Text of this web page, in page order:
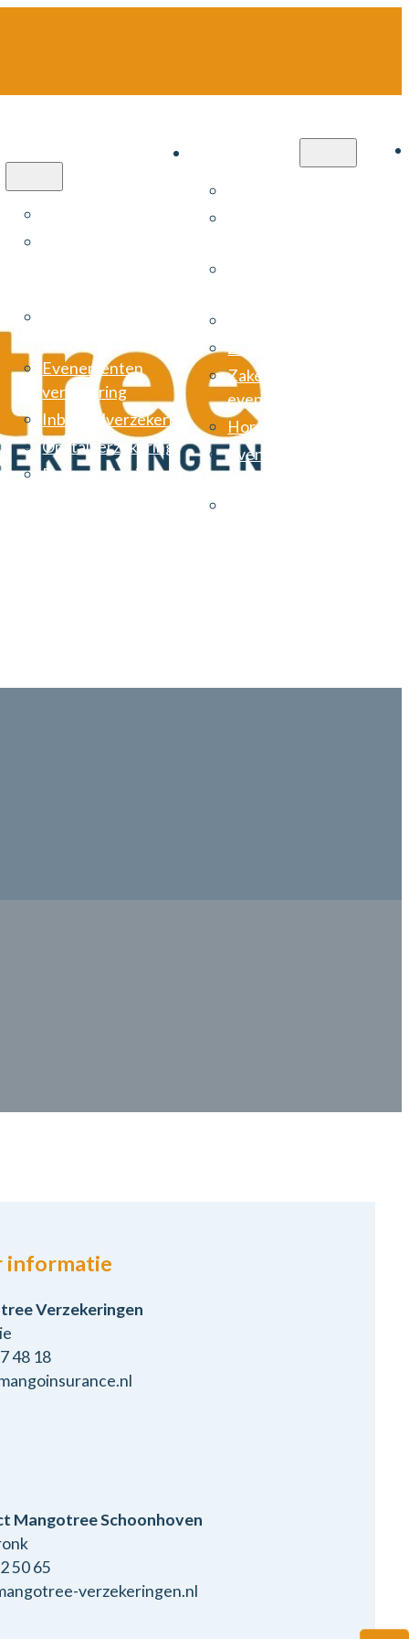
Evenementen
verzekering
Inboedelverzekering
Opstalverzekering
Reisverzekering
ZZP verzekering
Zakelijke
Horecaverzekeringen
Evenementen
verzekering
informatie
Verzekeringen
48 18
Mangotree Schoonhoven
50 65
verzekeringen.nl